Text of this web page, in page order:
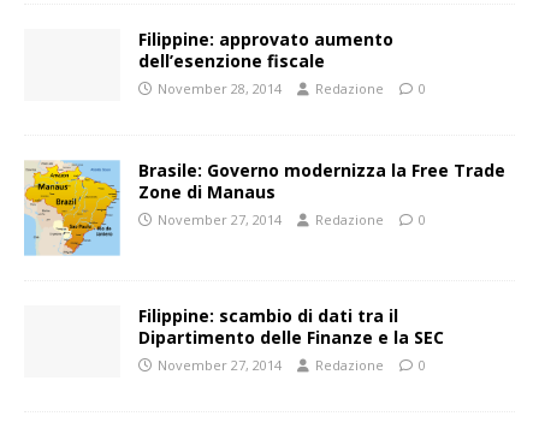
Filippine: approvato aumento
dell’esenzione fiscale
November 28, 2014 Redazione 0
Brasile: Governo modernizza la Free Trade
Zone di Manaus
November 27, 2014 Redazione 0
Filippine: scambio di dati tra il
Dipartimento delle Finanze e la SEC
November 27, 2014 Redazione 0